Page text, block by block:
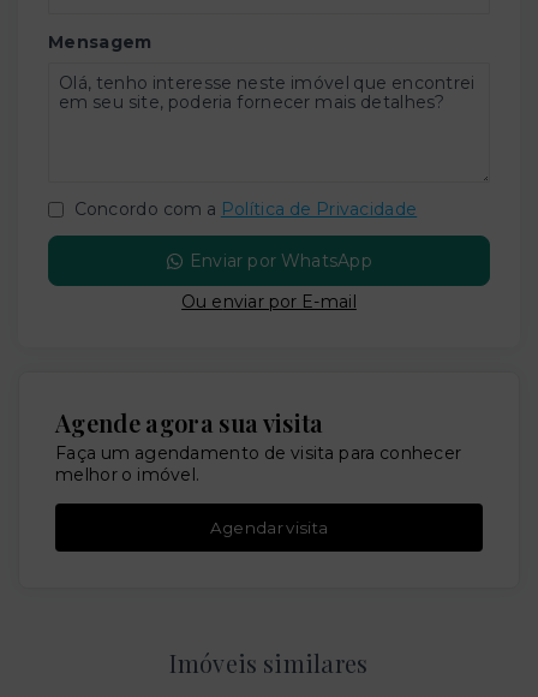
Mensagem
Concordo com a Política de Privacidade
Enviar por WhatsApp
Ou enviar por E-mail
Agende agora sua visita
Faça um agendamento de visita para conhecer
melhor o imóvel.
Agendar visita
Imóveis similares